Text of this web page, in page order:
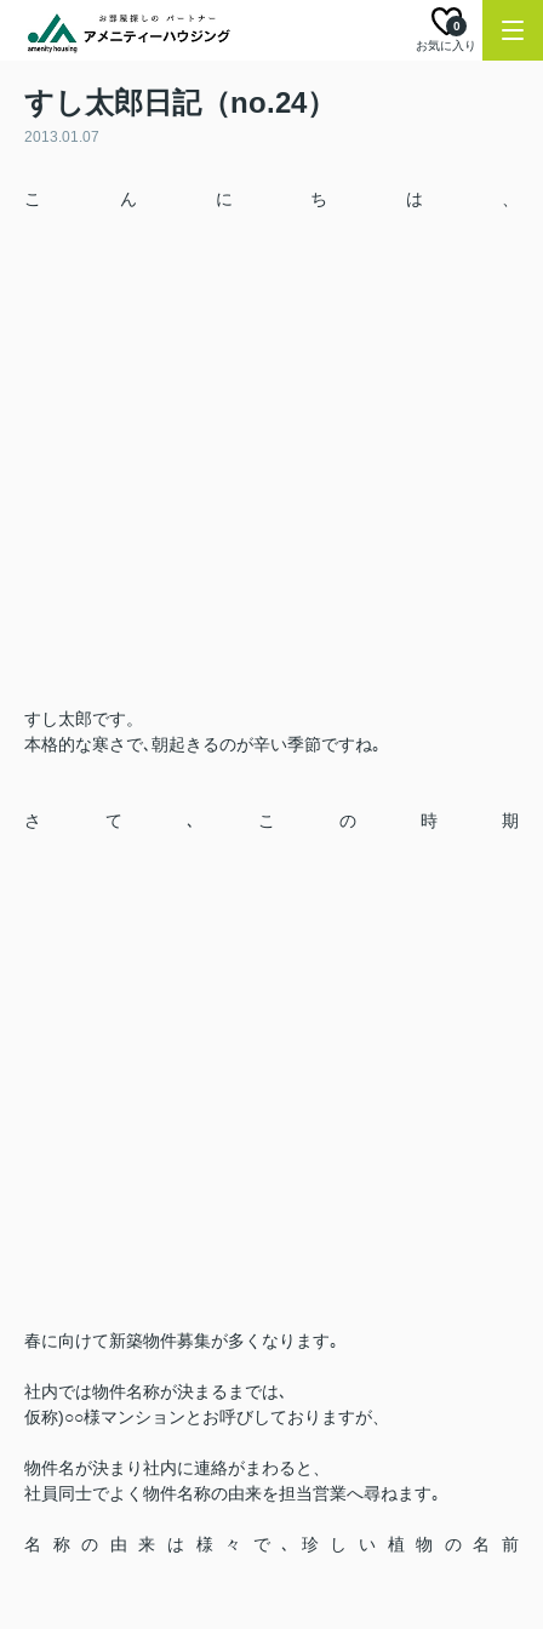
お気に入り
0
すし太郎日記（no.24）
2013.01.07
こんにちは、
すし太郎です。
本格的な寒さで､朝起きるのが辛い季節ですね｡
さて､この時期
春に向けて新築物件募集が多くなります｡
社内では物件名称が決まるまでは､
仮称)○○様マンションとお呼びしておりますが、
物件名が決まり社内に連絡がまわると、
社員同士でよく物件名称の由来を担当営業へ尋ねます｡
名称の由来は様々で､珍しい植物の名前